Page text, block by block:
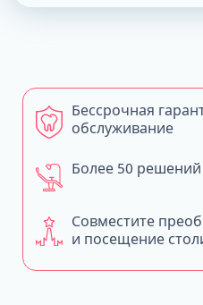
Совместите
и посещение
Бессрочная
обслуживание
Более 50